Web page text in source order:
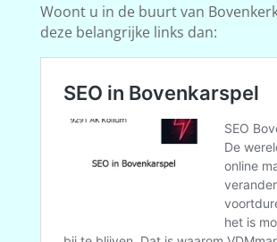
Woont u in de buurt van
deze belangrijke links dan: